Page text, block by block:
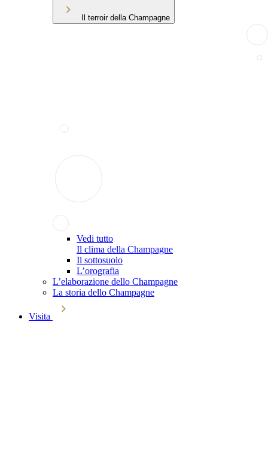
Il terroir della Champagne
Vedi tutto
Il clima della Champagne
Il sottosuolo
L’orografia
L’elaborazione dello Champagne
La storia dello Champagne
Visita